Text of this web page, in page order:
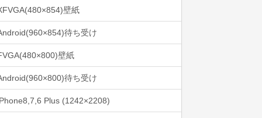
壁紙
待ち受け
壁紙
待ち受け
Plus (1242×2208)